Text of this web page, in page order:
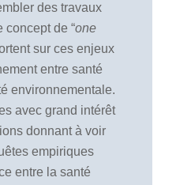
des travaux
concept de “one
sur ces enjeux
entre santé
environnementale.
avec grand intérêt
donnant à voir
empiriques
entre la santé